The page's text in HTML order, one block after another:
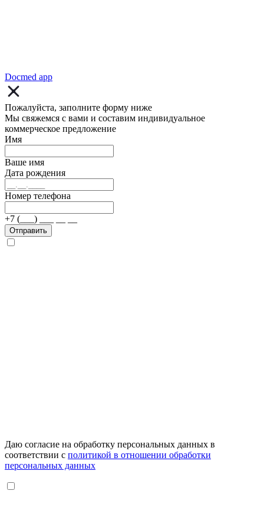
Docmed app
Пожалуйста, заполните форму ниже
Мы свяжемся с вами и составим индивидуальное
коммерческое предложение
Имя
Ваше имя
Дата рождения
Номер телефона
+7 (___) ___ __ __
Отправить
Даю согласие на обработку персональных данных в
соответствии с политикой в отношении обработки
персональных данных